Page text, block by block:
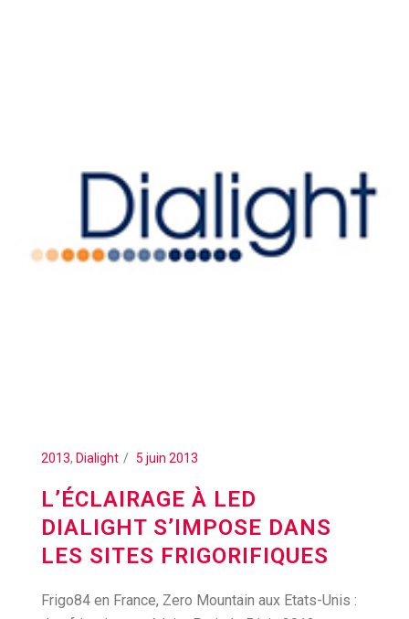
2013, Dialight 5 juin 2013
L’ÉCLAIRAGE À LED
DIALIGHT S’IMPOSE DANS
LES SITES FRIGORIFIQUES
Frigo84 en France, Zero Mountain aux Etats-Unis :